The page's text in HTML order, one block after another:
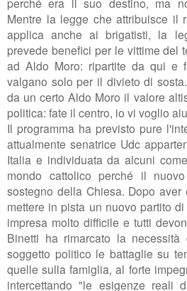
Mentre la legge che attribuisce il
applica anche ai brigatisti, la
prevede benefici per le vittime del
ad Aldo Moro: ripartite da qui e
valgano solo per il divieto di
da un certo Aldo Moro il valore
politica: fate il centro, io vi voglio
Il programma ha previsto pure
attualmente senatrice Udc
Italia e individuata da alcuni
mondo cattolico perché il
sostegno della Chiesa. Dopo
mettere in pista un nuovo partito
impresa molto difficile e tutti
Binetti ha rimarcato la
soggetto politico le battaglie su
quelle sulla famiglia, al forte
intercettando "le esigenze reali